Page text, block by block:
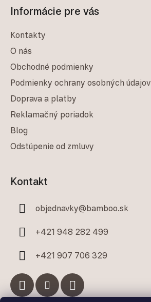
Informácie pre vás
Kontakty
O nás
Obchodné podmienky
Podmienky ochrany osobných údajov
Doprava a platby
Reklamačný poriadok
Blog
Odstúpenie od zmluvy
Kontakt
objednavky@bamboo.sk
+421 948 282 499
+421 907 706 329